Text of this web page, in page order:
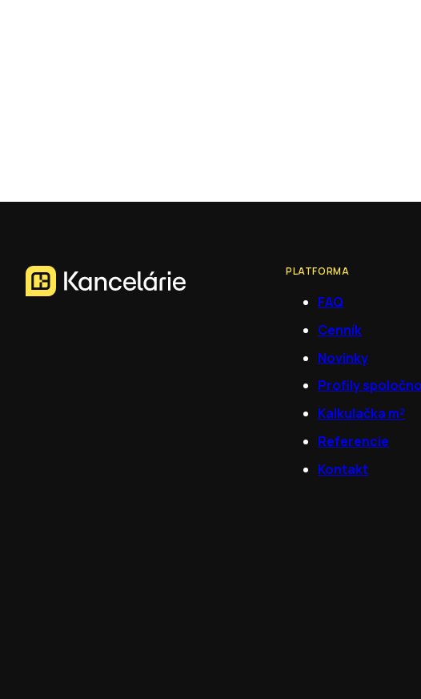
PLATFORMA
FAQ
Cenník
Novinky
Profily
Kalkulačka m²
Referencie
Kontakt